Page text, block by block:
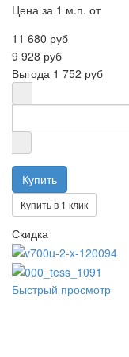
Цена за 1 м.п. от
11 680 руб
9 928 руб
Выгода 1 752 руб
Купить в 1 клик
Скидка
Быстрый просмотр